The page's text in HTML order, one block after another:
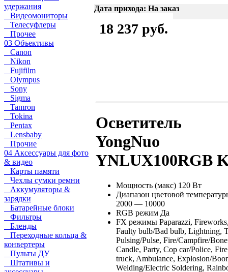
удержания
Видеомониторы
Телесуфлеры
Прочее
03 Объективы
Canon
Nikon
Fujifilm
Olympus
Sony
Sigma
Tamron
Tokina
Pentax
Lensbaby
Прочие
04 Аксессуары для фото
& видео
Карты памяти
Чехлы сумки ремни
Аккумуляторы &
зарядки
Батарейные блоки
Фильтры
Бленды
Переходные кольца &
конвертеры
Пульты ДУ
Штативы и
Дата прихода: На заказ
18 237 руб.
Осветитель
YongNuo
YNLUX100RGB
Мощность (макс) 120 Вт
Диапазон цветовой
2000 — 10000
RGB режим Да
FX режимы Paparazzi,
Faulty bulb/Bad bulb, Lightning,
Pulsing/Pulse, Fire/Campfire/
Candle, Party, Cop car/Police, Fire
truck, Ambulance, Explosion/
Welding/Electric Soldering,